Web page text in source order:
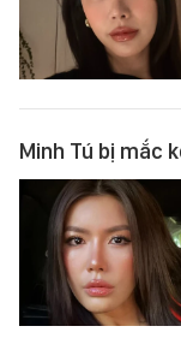
Minh Tú bị mắc